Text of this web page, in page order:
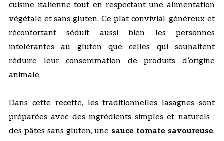
cuisine italienne tout en respectant une alimentation
végétale et sans gluten. Ce plat convivial, généreux et
réconfortant séduit aussi bien les personnes
intolérantes au gluten que celles qui souhaitent
réduire leur consommation de produits d’origine
animale.
Dans cette recette, les traditionnelles lasagnes sont
préparées avec des ingrédients simples et naturels :
des pâtes sans gluten, une sauce tomate savoureuse,